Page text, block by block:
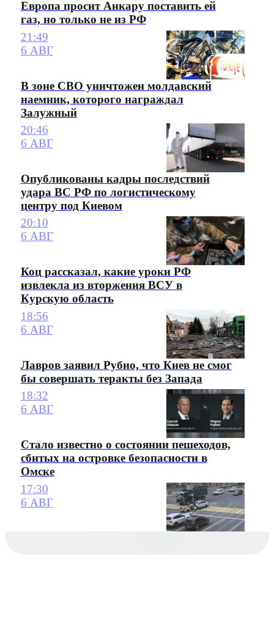
Европа просит Анкару поставить ей
газ, но только не из РФ
21:49
6 АВГ
В зоне СВО уничтожен молдавский
наемник, которого награждал
Залужный
20:46
6 АВГ
Опубликованы кадры последствий
удара ВС РФ по логистическому
центру под Киевом
20:10
6 АВГ
Коц рассказал, какие уроки РФ
извлекла из вторжения ВСУ в
Курскую область
18:56
6 АВГ
Лавров заявил Рубио, что Киев не смог
бы совершать теракты без Запада
18:32
6 АВГ
Стало известно о состоянии пешеходов,
сбитых на островке безопасности в
Омске
17:30
6 АВГ